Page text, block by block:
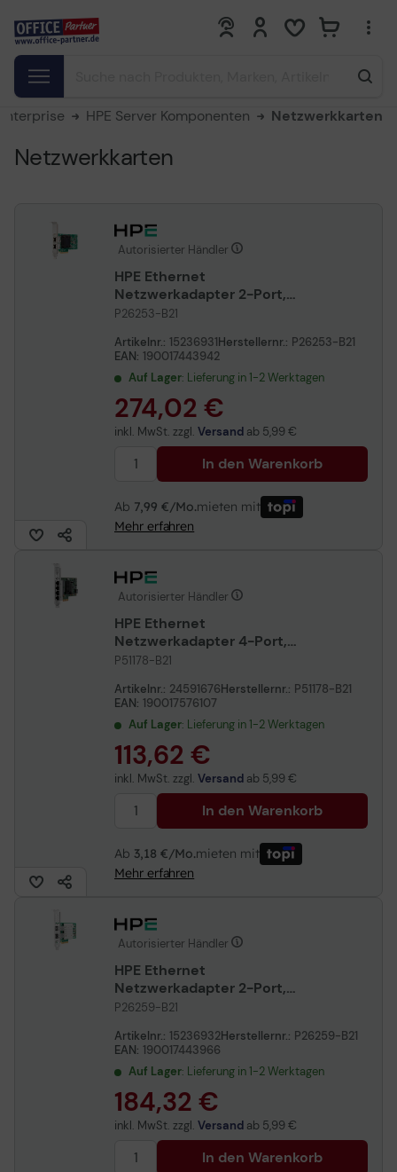
0 0
HPE Server Komponenten Netzwerkkarten
Netzwerkkarten
Autorisierter Händler
HPE Ethernet
Netzwerkadapter 2-Port,
10Gbit/s, RJ-45, Broadcom
P26253-B21
Artikelnr.: 15236931Herstellernr.: P26253-B21
EAN: 190017443942
Auf Lager: Lieferung in 1-2 Werktagen
274,02 €
inkl. MwSt. zzgl. Versand ab 5,99 €
In den Warenkorb
Ab 7,99 €/Mo.mieten mit
Mehr erfahren
Autorisierter Händler
HPE Ethernet
Netzwerkadapter 4-Port,
1Gbit/s, RJ-45, Broadcom
P51178-B21
Artikelnr.: 24591676Herstellernr.: P51178-B21
EAN: 190017576107
Auf Lager: Lieferung in 1-2 Werktagen
113,62 €
inkl. MwSt. zzgl. Versand ab 5,99 €
In den Warenkorb
Ab 3,18 €/Mo.mieten mit
Mehr erfahren
Autorisierter Händler
HPE Ethernet
Netzwerkadapter 2-Port,
10Gbit/s, SFP+, Broadcom
P26259-B21
Artikelnr.: 15236932Herstellernr.: P26259-B21
EAN: 190017443966
Auf Lager: Lieferung in 1-2 Werktagen
184,32 €
inkl. MwSt. zzgl. Versand ab 5,99 €
In den Warenkorb